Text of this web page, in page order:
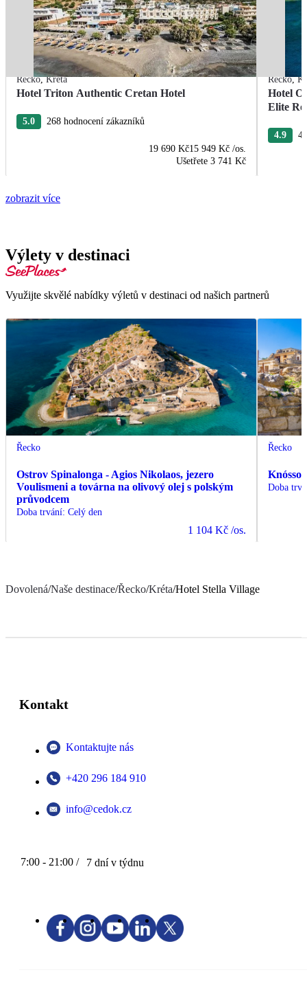
Řecko,Kréta
Hotel Triton Authentic Cretan Hotel
5.0 268 hodnocení zákazníků
19 690 Kč15 949 Kč /os.
Ušetřete 3 741 Kč
Řecko,
Hotel
Elite
4.9
zobrazit více
Výlety v destinaci
Využijte skvělé nabídky výletů v destinaci od našich partnerů
Řecko
Ostrov Spinalonga - Agios Nikolaos, jezero
Voulismeni a továrna na olivový olej s polským
průvodcem
Doba trvání: Celý den
1 104 Kč /os.
Řecko
Doba
Dovolená/Naše destinace/Řecko/Kréta/Hotel Stella Village
Kontakt
Kontaktujte nás
+420 296 184 910
info@cedok.cz
7:00 - 21:00 / 7 dní v týdnu